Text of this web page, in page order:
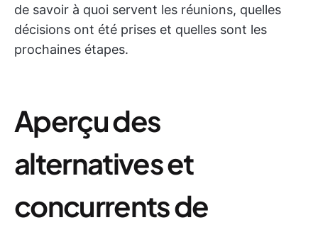
de savoir à quoi servent les réunions, quelles
décisions ont été prises et quelles sont les
prochaines étapes.
Aperçu des
alternatives et
concurrents de